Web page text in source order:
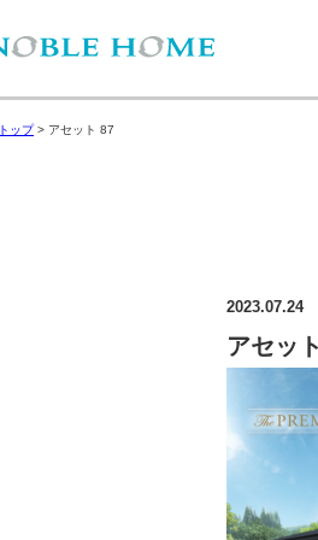
トップ> アセット 87
2023.07.24
アセッ